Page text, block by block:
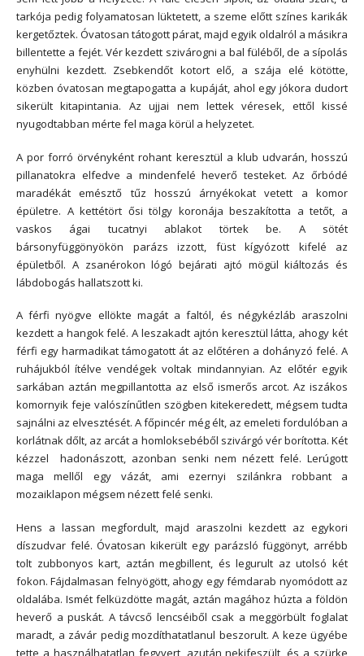
tarkója pedig folyamatosan lüktetett, a szeme előtt színes karikák
kergetőztek. Óvatosan tátogott párat, majd egyik oldalról a másikra
billentette a fejét. Vér kezdett szivárogni a bal füléből, de a sípolás
enyhülni kezdett. Zsebkendőt kotort elő, a szája elé kötötte,
közben óvatosan megtapogatta a kupáját, ahol egy jókora dudort
sikerült kitapintania. Az ujjai nem lettek véresek, ettől kissé
nyugodtabban mérte fel maga körül a helyzetet.
A por forró örvényként rohant keresztül a klub udvarán, hosszú
pillanatokra elfedve a mindenfelé heverő testeket. Az őrbódé
maradékát emésztő tűz hosszú árnyékokat vetett a komor
épületre. A kettétört ősi tölgy koronája beszakította a tetőt, a
vaskos ágai tucatnyi ablakot törtek be. A sötét
bársonyfüggönyökön parázs izzott, füst kígyózott kifelé az
épületből. A zsanérokon lógó bejárati ajtó mögül kiáltozás és
lábdobogás hallatszott ki.
A férfi nyögve ellökte magát a faltól, és négykézláb araszolni
kezdett a hangok felé. A leszakadt ajtón keresztül látta, ahogy két
férfi egy harmadikat támogatott át az előtéren a dohányzó felé. A
ruhájukból ítélve vendégek voltak mindannyian. Az előtér egyik
sarkában aztán megpillantotta az első ismerős arcot. Az iszákos
komornyik feje valószínűtlen szögben kitekeredett, mégsem tudta
sajnálni az elvesztését. A főpincér még élt, az emeleti fordulóban a
korlátnak dőlt, az arcát a homloksebéből szivárgó vér borította. Két
kézzel hadonászott, azonban senki nem nézett felé. Lerúgott
maga mellől egy vázát, ami ezernyi szilánkra robbant a
mozaiklapon mégsem nézett felé senki.
Hens a lassan megfordult, majd araszolni kezdett az egykori
díszudvar felé. Óvatosan kikerült egy parázsló függönyt, arrébb
tolt zubbonyos kart, aztán megbillent, és legurult az utolsó két
fokon. Fájdalmasan felnyögött, ahogy egy fémdarab nyomódott az
oldalába. Ismét felküzdötte magát, aztán magához húzta a földön
heverő a puskát. A távcső lencséiből csak a meggörbült foglalat
maradt, a závár pedig mozdíthatatlanul beszorult. A keze ügyébe
tette a használhatatlan fegyvert, azután nekifeszült, és a szürke